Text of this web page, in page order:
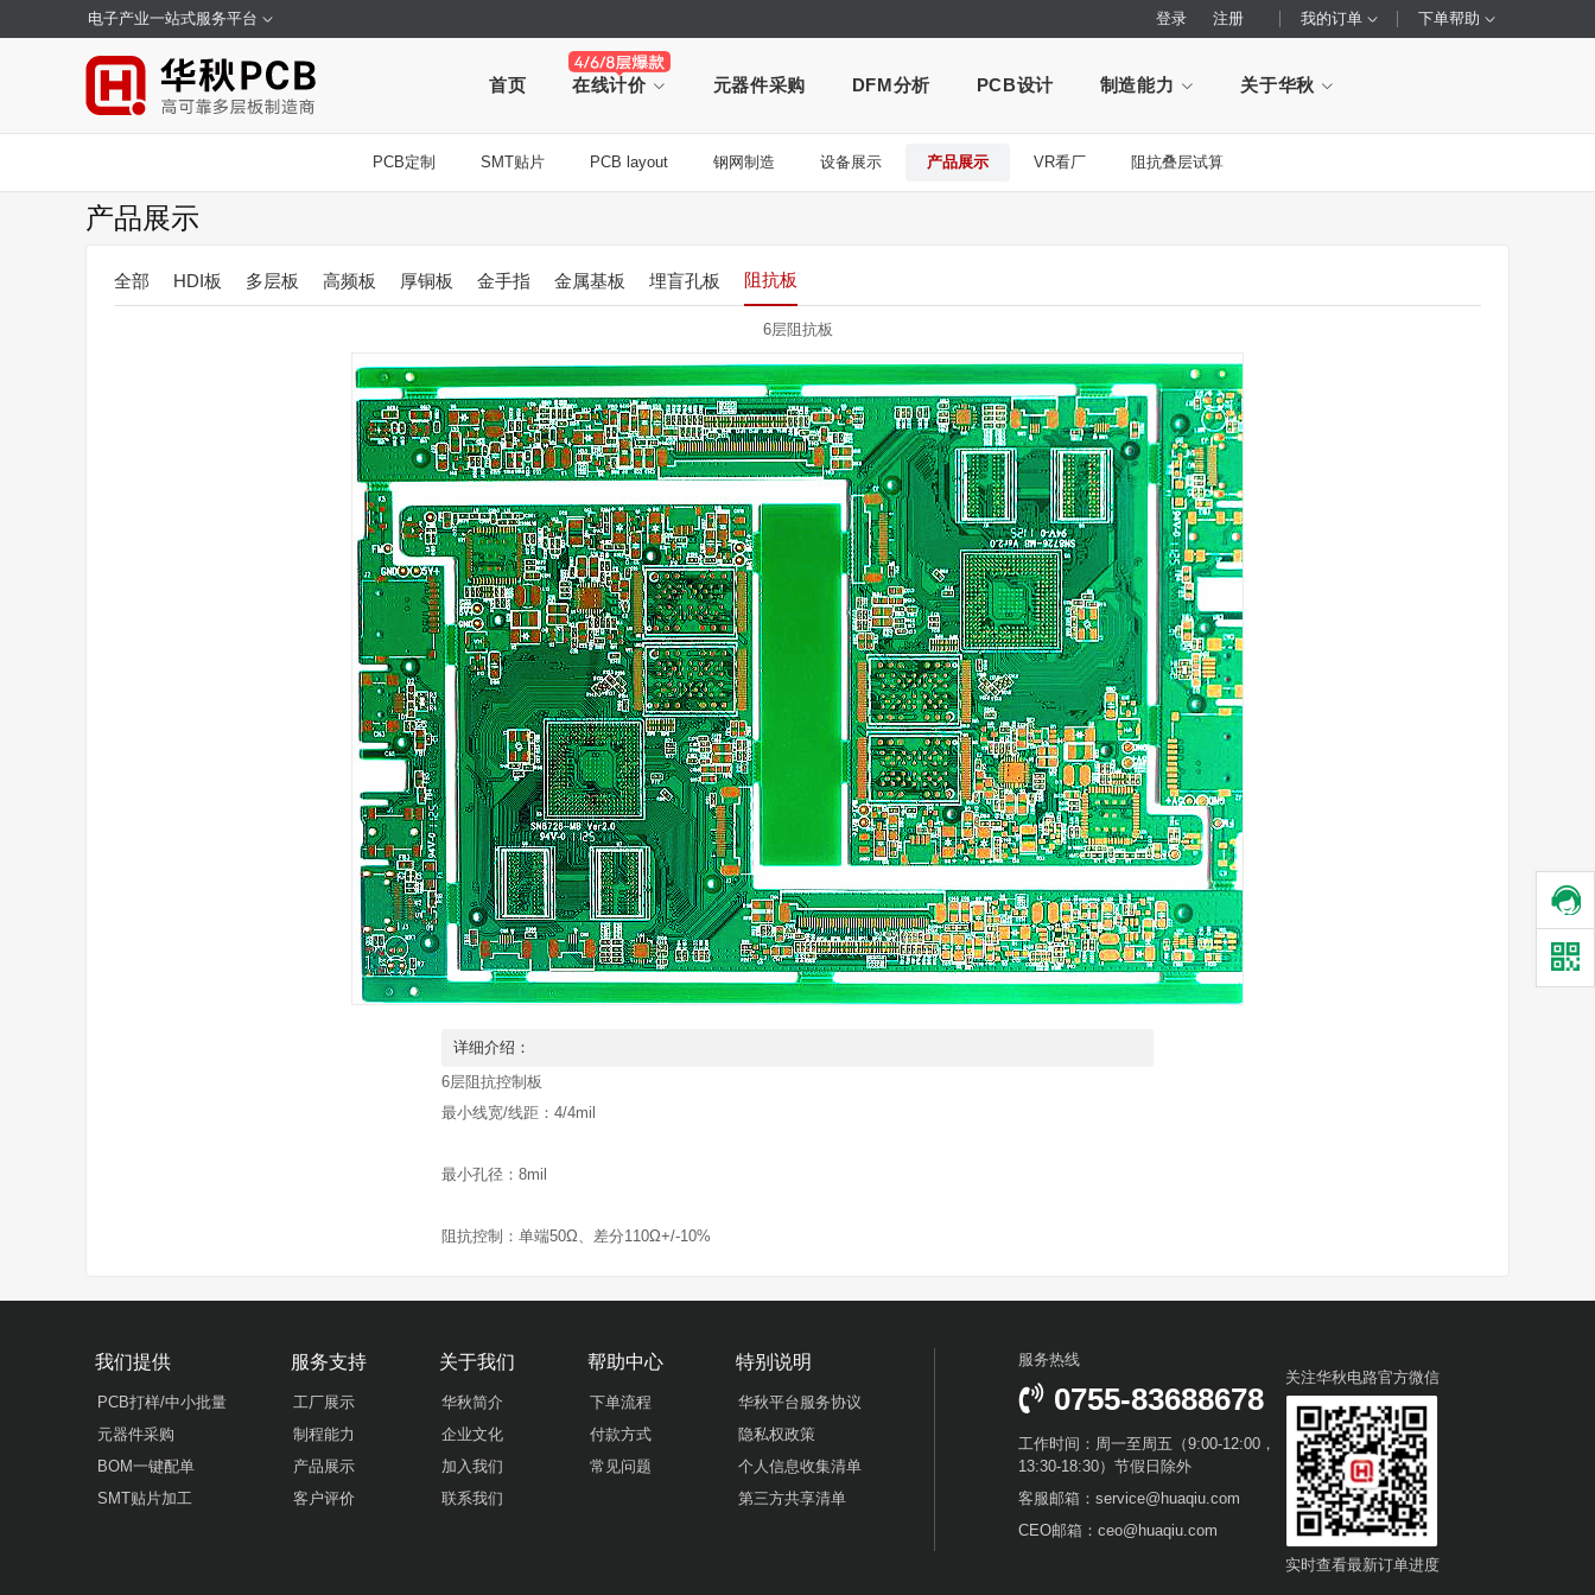
电子产业一站式服务平台 登录 注册 我的订单 下单帮助
首页 在线计价 元器件采购 DFM分析 PCB设计 制造能力 关于华秋
PCB定制 SMT贴片 PCB layout 钢网制造 设备展示 产品展示 VR看厂 阻抗叠层试算
产品展示
全部 HDI板 多层板 高频板 厚铜板 金手指 金属基板 埋盲孔板 阻抗板
6层阻抗板
详细介绍：
6层阻抗控制板
最小线宽/线距：4/4mil
最小孔径：8mil
我们提供
PCB打样/中小批量
元器件采购
BOM一键配单
SMT贴片加工
服务支持
工厂展示
制程能力
产品展示
客户评价
关于我们
华秋简介
企业文化
加入我们
联系我们
帮助中心
下单流程
付款方式
常见问题
特别说明
华秋平台服务协议
隐私权政策
个人信息收集清单
第三方共享清单
服务热线
0755-83688678
工作时间：周一至周五（9:00-12:00，
13:30-18:30）节假日除外
客服邮箱：service@huaqiu.com
CEO邮箱：ceo@huaqiu.com
关注华秋电路官方微信
实时查看最新订单进度